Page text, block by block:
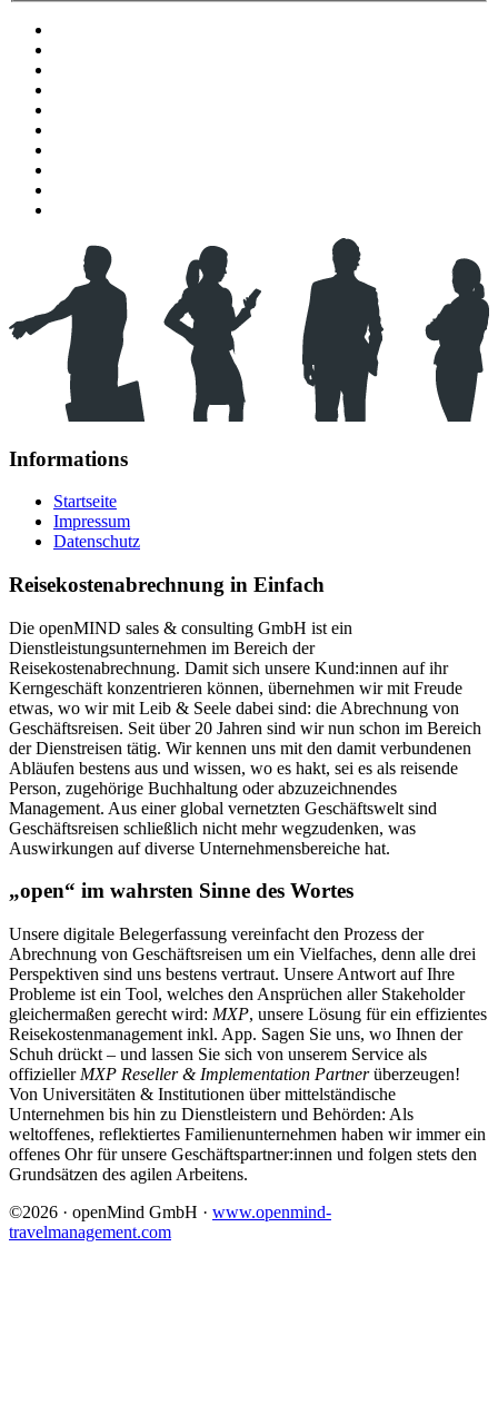
Informations
Startseite
Impressum
Datenschutz
Reisekostenabrechnung in Einfach
Die openMIND sales & consulting GmbH ist ein
Dienstleistungsunternehmen im Bereich der
Reisekostenabrechnung. Damit sich unsere Kund:innen auf ihr
Kerngeschäft konzentrieren können, übernehmen wir mit Freude
etwas, wo wir mit Leib & Seele dabei sind: die Abrechnung von
Geschäftsreisen. Seit über 20 Jahren sind wir nun schon im Bereich
der Dienstreisen tätig. Wir kennen uns mit den damit verbundenen
Abläufen bestens aus und wissen, wo es hakt, sei es als reisende
Person, zugehörige Buchhaltung oder abzuzeichnendes
Management. Aus einer global vernetzten Geschäftswelt sind
Geschäftsreisen schließlich nicht mehr wegzudenken, was
Auswirkungen auf diverse Unternehmensbereiche hat.
„open“ im wahrsten Sinne des Wortes
Unsere digitale Belegerfassung vereinfacht den Prozess der
Abrechnung von Geschäftsreisen um ein Vielfaches, denn alle drei
Perspektiven sind uns bestens vertraut. Unsere Antwort auf Ihre
Probleme ist ein Tool, welches den Ansprüchen aller Stakeholder
gleichermaßen gerecht wird: MXP, unsere Lösung für ein effizientes
Reisekostenmanagement inkl. App. Sagen Sie uns, wo Ihnen der
Schuh drückt – und lassen Sie sich von unserem Service als
offizieller MXP Reseller & Implementation Partnerüberzeugen!
Von Universitäten & Institutionen über mittelständische
Unternehmen bis hin zu Dienstleistern und Behörden: Als
weltoffenes, reflektiertes Familienunternehmen haben wir immer ein
offenes Ohr für unsere Geschäftspartner:innen und folgen stets den
Grundsätzen des agilen Arbeitens.
©2026 · openMind GmbH · www.openmind-
travelmanagement.com